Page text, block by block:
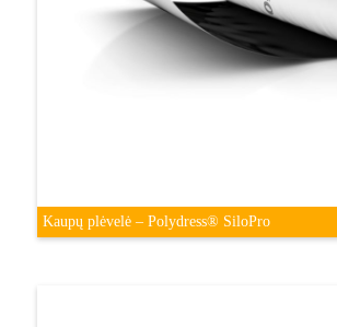
Kaupų plėvelė – Polydress® SiloPro